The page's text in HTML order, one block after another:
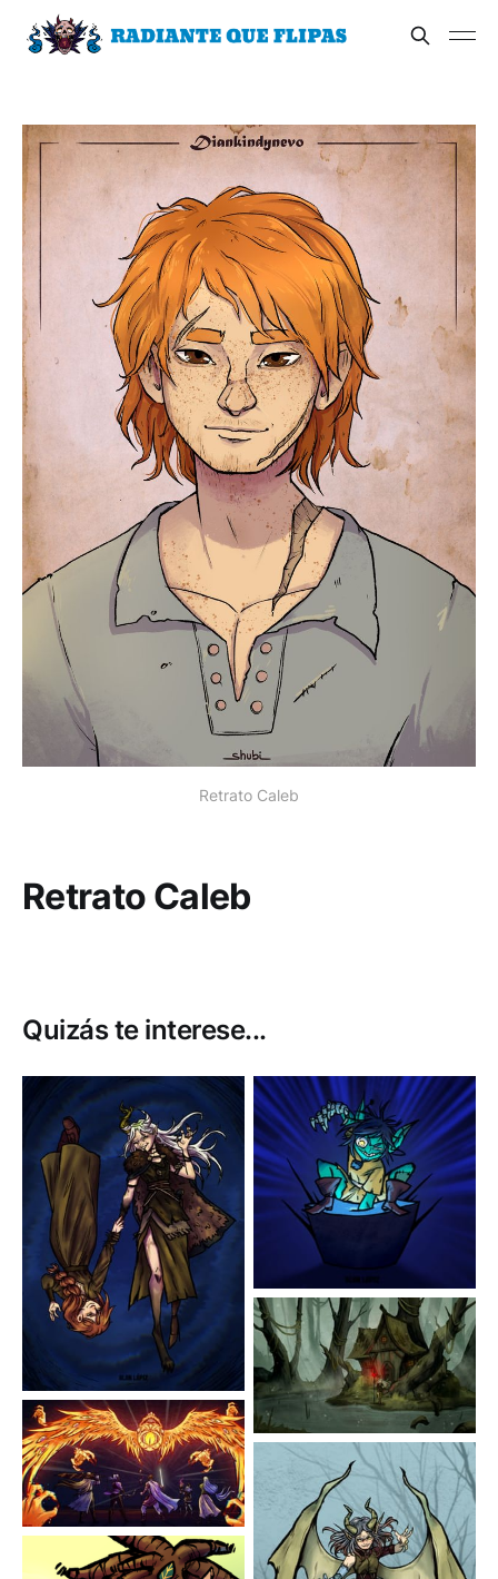
Retrato Caleb
Retrato Caleb
Quizás te interese...